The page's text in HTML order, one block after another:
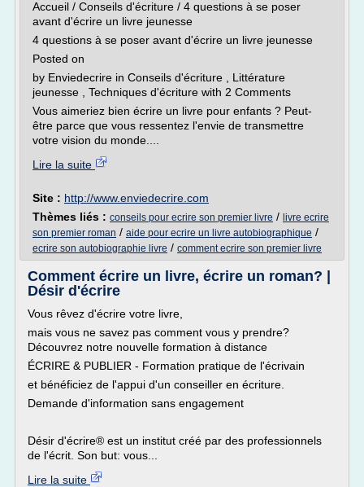
Accueil / Conseils d'écriture / 4 questions à se poser
avant d'écrire un livre jeunesse
4 questions à se poser avant d'écrire un livre jeunesse
Posted on
by Enviedecrire in Conseils d'écriture , Littérature
jeunesse , Techniques d'écriture with 2 Comments
Vous aimeriez bien écrire un livre pour enfants ? Peut-
être parce que vous ressentez l'envie de transmettre
votre vision du monde....
Lire la suite
Site : http://www.enviedecrire.com
Thèmes liés : conseils pour ecrire son premier livre / livre ecrire
son premier roman / aide pour ecrire un livre autobiographique /
ecrire son autobiographie livre / comment ecrire son premier livre
Comment écrire un livre, écrire un roman? |
Désir d'écrire
Vous rêvez d'écrire votre livre,
mais vous ne savez pas comment vous y prendre?
Découvrez notre nouvelle formation à distance
ÉCRIRE & PUBLIER - Formation pratique de l'écrivain
et bénéficiez de l'appui d'un conseiller en écriture.
Demande d'information sans engagement
Désir d'écrire® est un institut créé par des professionnels
de l'écrit. Son but: vous...
Lire la suite